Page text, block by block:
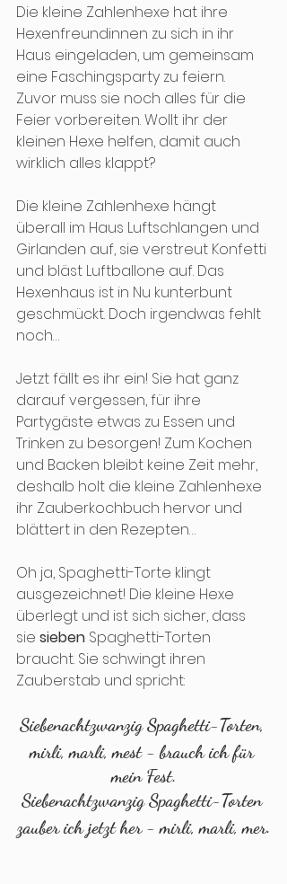
Die kleine Zahlenhexe hat ihre
Hexenfreundinnen zu sich in ihr
Haus eingeladen, um gemeinsam
eine Faschingsparty zu feiern.
Zuvor muss sie noch alles für die
Feier vorbereiten. Wollt ihr der
kleinen Hexe helfen, damit auch
wirklich alles klappt?
Die kleine Zahlenhexe hängt
überall im Haus Luftschlangen und
Girlanden auf, sie verstreut Konfetti
und bläst Luftballone auf. Das
Hexenhaus ist in Nu kunterbunt
geschmückt. Doch irgendwas fehlt
noch…
Jetzt fällt es ihr ein! Sie hat ganz
darauf vergessen, für ihre
Partygäste etwas zu Essen und
Trinken zu besorgen! Zum Kochen
und Backen bleibt keine Zeit mehr,
deshalb holt die kleine Zahlenhexe
ihr Zauberkochbuch hervor und
blättert in den Rezepten…
Oh ja, Spaghetti-Torte klingt
ausgezeichnet! Die kleine Hexe
überlegt und ist sich sicher, dass
sie sieben Spaghetti-Torten
braucht. Sie schwingt ihren
Zauberstab und spricht:
Siebenachtzwanzig Spaghetti-Torten,
mirli, marli, mest - brauch ich für
mein Fest.
Siebenachtzwanzig Spaghetti-Torten
zauber ich jetzt her - mirli, marli, mer.